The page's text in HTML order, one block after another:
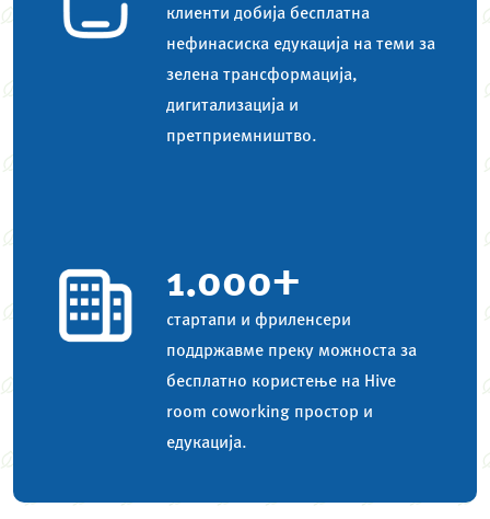
клиенти добија бесплатна
нефинасиска едукација на теми за
зелена трансформација,
дигитализација и
претприемништво.
1.000+
стартапи и фриленсери
поддржавме преку можноста за
бесплатно користење на Hive
room coworking простор и
едукација.